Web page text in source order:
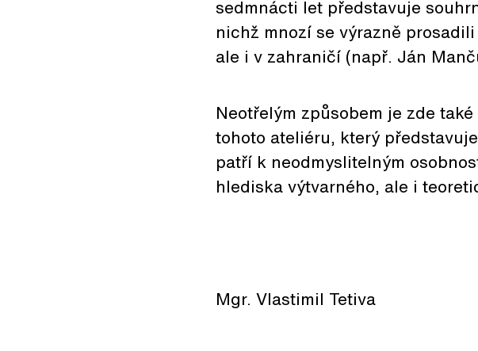
sedmnácti let představuje
nichž mnozí se výrazně
ale i v zahraničí (např. Ján
Neotřelým způsobem je zde
tohoto ateliéru, který
patří k neodmyslitelným
hlediska výtvarného, ale i
Mgr. Vlastimil Tetiva